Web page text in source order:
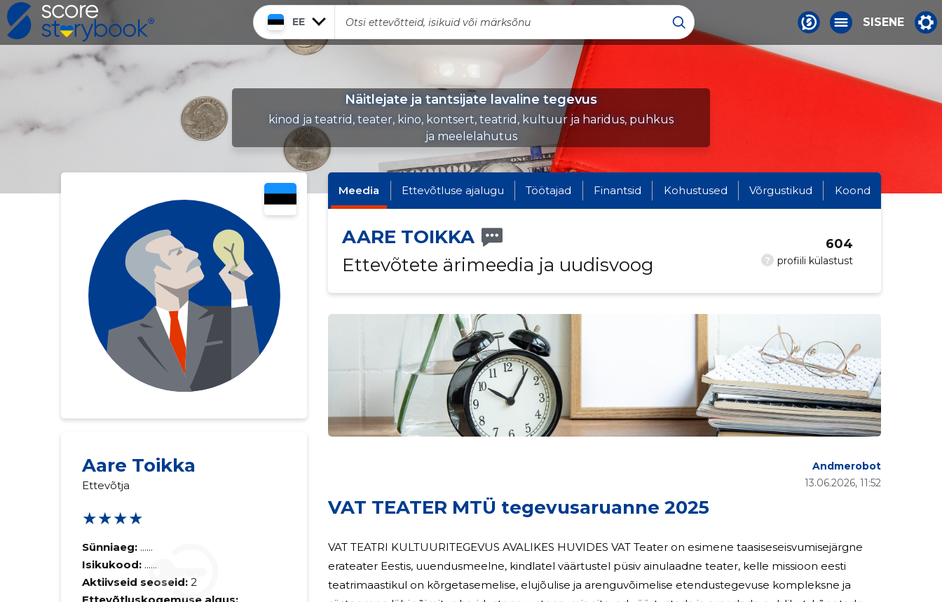
EE SISENE
Näitlejate ja tantsijate lavaline tegevus
kinod ja teatrid, teater, kino, kontsert, teatrid, kultuur ja haridus, puhkus
ja meelelahutus
Aare Toikka
Ettevõtja
★★★★
Sünniaeg: ......
Isikukood: ......
Aktiivseid seoseid: 2
Meedia Ettevõtluse ajalugu Töötajad Finantsid Kohustused Võrgustikud Koond
AARE TOIKKA
Ettevõtete ärimeedia ja uudisvoog
? profiili külastust
604
VAT TEATER MTÜ tegevusaruanne 2025
13.06.2026, 11:52
Andmerobot
VAT TEATRI KULTUURITEGEVUS AVALIKES HUVIDES VAT Teater on esimene taasiseseisvumisejärgne
erateater Eestis, uuendusmeelne, kindlatel väärtustel püsiv ainulaadne teater, kelle missioon eesti
teatrimaastikul on kõrgetasemelise, elujõulise ja arenguvõimelise etendustegevuse kompleksne ja